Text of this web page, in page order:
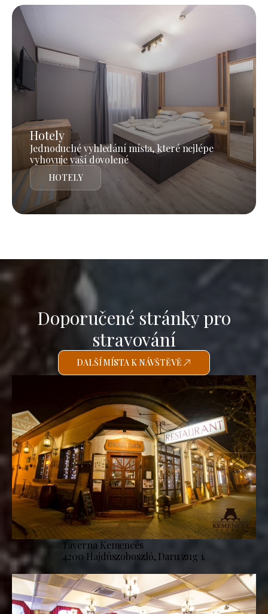
Hotely
Jednoduché vyhledání místa, které nejlépe
vyhovuje vaší dovolené
HOTELY
Doporučené stránky pro
stravování
DALŠÍ MÍSTA K NÁVŠTĚVĚ
Taverna Kemencés
4200 Hajdúszoboszló, Daru zug 1.